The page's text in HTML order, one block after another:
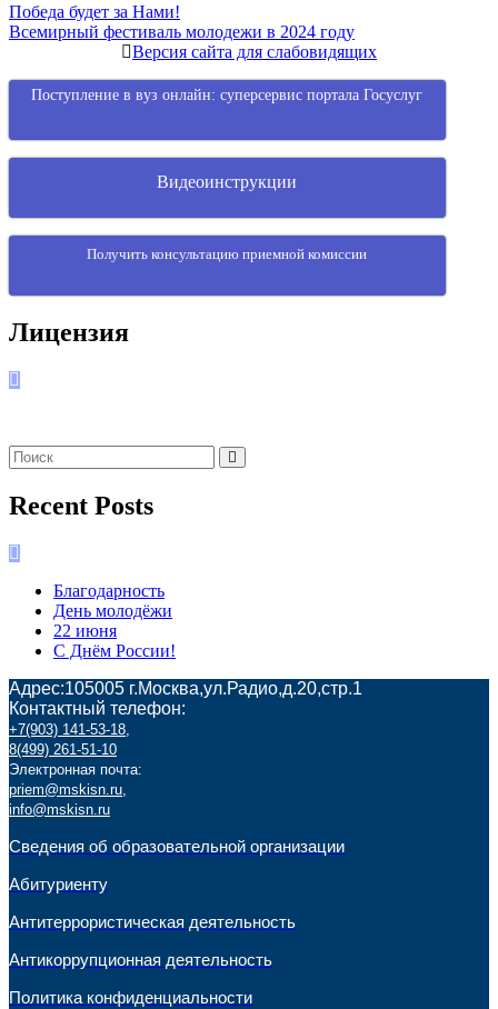
Навигация
по
записям
Победа будет за Нами!
Всемирный фестиваль молодежи в 2024 году
Версия сайта для слабовидящих
Поступление в вуз онлайн: суперсервис портала Госуслуг
Видеоинструкции
Получить консультацию приемной комиссии
Лицензия
Recent Posts
Благодарность
День молодёжи
22 июня
С Днём России!
Адрес:105005 г.Москва,ул.Радио,д.20,стр.1
Контактный телефон:
+7(903) 141-53-18,
8(499) 261-51-10
Электронная почта:
priem@mskisn.ru,
info@mskisn.ru
Сведения об образовательной организации
Абитуриенту
Антитеррористическая деятельность
Антикоррупционная деятельность
Политика конфиденциальности